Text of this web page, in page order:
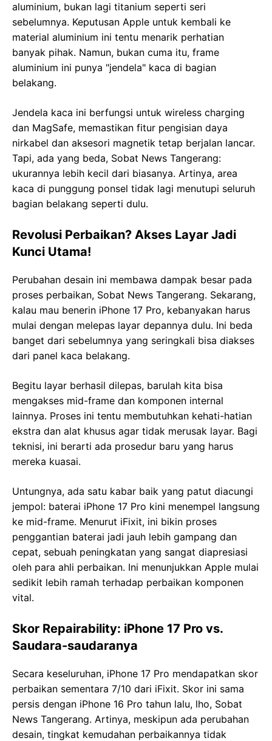
aluminium, bukan lagi titanium seperti seri
sebelumnya. Keputusan Apple untuk kembali ke
material aluminium ini tentu menarik perhatian
banyak pihak. Namun, bukan cuma itu, frame
aluminium ini punya "jendela" kaca di bagian
belakang.
Jendela kaca ini berfungsi untuk wireless charging
dan MagSafe, memastikan fitur pengisian daya
nirkabel dan aksesori magnetik tetap berjalan lancar.
Tapi, ada yang beda, Sobat News Tangerang:
ukurannya lebih kecil dari biasanya. Artinya, area
kaca di punggung ponsel tidak lagi menutupi seluruh
bagian belakang seperti dulu.
Revolusi Perbaikan? Akses Layar Jadi
Kunci Utama!
Perubahan desain ini membawa dampak besar pada
proses perbaikan, Sobat News Tangerang. Sekarang,
kalau mau benerin iPhone 17 Pro, kebanyakan harus
mulai dengan melepas layar depannya dulu. Ini beda
banget dari sebelumnya yang seringkali bisa diakses
dari panel kaca belakang.
Begitu layar berhasil dilepas, barulah kita bisa
mengakses mid-frame dan komponen internal
lainnya. Proses ini tentu membutuhkan kehati-hatian
ekstra dan alat khusus agar tidak merusak layar. Bagi
teknisi, ini berarti ada prosedur baru yang harus
mereka kuasai.
Untungnya, ada satu kabar baik yang patut diacungi
jempol: baterai iPhone 17 Pro kini menempel langsung
ke mid-frame. Menurut iFixit, ini bikin proses
penggantian baterai jadi jauh lebih gampang dan
cepat, sebuah peningkatan yang sangat diapresiasi
oleh para ahli perbaikan. Ini menunjukkan Apple mulai
sedikit lebih ramah terhadap perbaikan komponen
vital.
Skor Repairability: iPhone 17 Pro vs.
Saudara-saudaranya
Secara keseluruhan, iPhone 17 Pro mendapatkan skor
perbaikan sementara 7/10 dari iFixit. Skor ini sama
persis dengan iPhone 16 Pro tahun lalu, lho, Sobat
News Tangerang. Artinya, meskipun ada perubahan
desain, tingkat kemudahan perbaikannya tidak